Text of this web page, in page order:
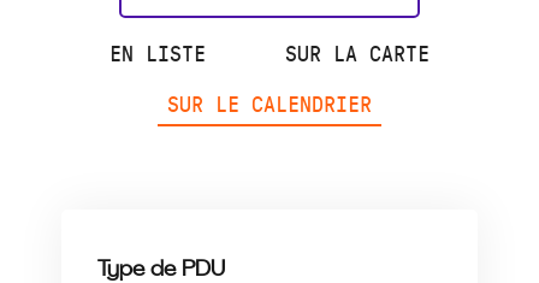
EN LISTE
SUR LA CARTE
SUR LE CALENDRIER
Type de PDU